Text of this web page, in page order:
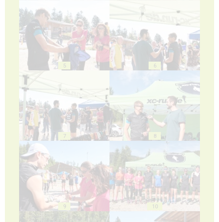
5 6
7 8
9 10